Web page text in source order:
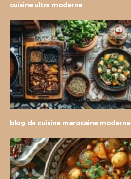
cuisine ultra moderne
blog de cuisine marocaine moderne